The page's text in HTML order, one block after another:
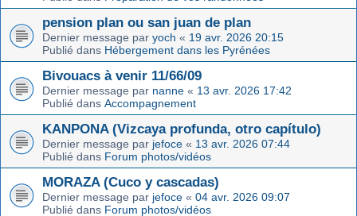
pension plan ou san juan de plan
Dernier message par yoch « 19 avr. 2026 20:15
Publié dans Hébergement dans les Pyrénées
Bivouacs à venir 11/66/09
Dernier message par nanne « 13 avr. 2026 17:42
Publié dans Accompagnement
KANPONA (Vizcaya profunda, otro capítulo)
Dernier message par jefoce « 13 avr. 2026 07:44
Publié dans Forum photos/vidéos
MORAZA (Cuco y cascadas)
Dernier message par jefoce « 04 avr. 2026 09:07
Publié dans Forum photos/vidéos